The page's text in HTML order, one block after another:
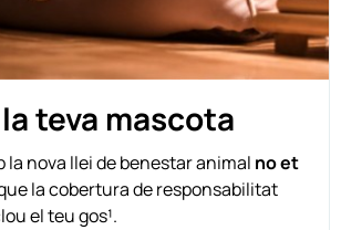
teva mascota
la nova llei de benestar animal no et
la cobertura de responsabilitat
el teu gos¹.